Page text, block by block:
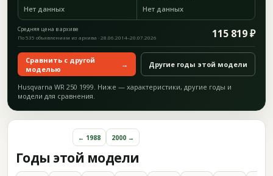
Нет данных Нет данных
Средняя цена в архиве 115 819 ₽
По 535 объявлениям из архива · 28.06.2014–20.07.2026
Сравнить с другой
моделью
→ Другие годы этой модели
Husqvarna WR 250 1999. Ниже — характеристики, другие годы и
модели для сравнения.
Годы этой модели
← 1988 2000 →